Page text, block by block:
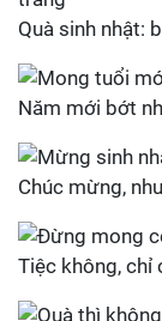
Quà sinh nhật:
Năm mới bớt
Chúc mừng,
Tiệc không, chỉ